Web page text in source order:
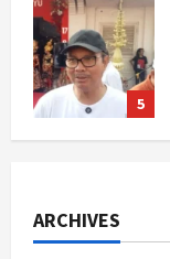
1
ARCHIVES